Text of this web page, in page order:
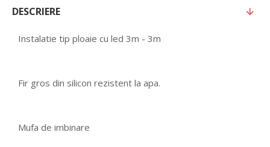
DESCRIERE
Instalatie tip ploaie cu led 3m - 3m
Fir gros din silicon rezistent la apa.
Mufa de imbinare